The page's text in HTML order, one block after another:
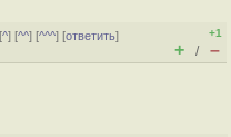
^] [^^] [^^^] [ответить]
+1
+ / –